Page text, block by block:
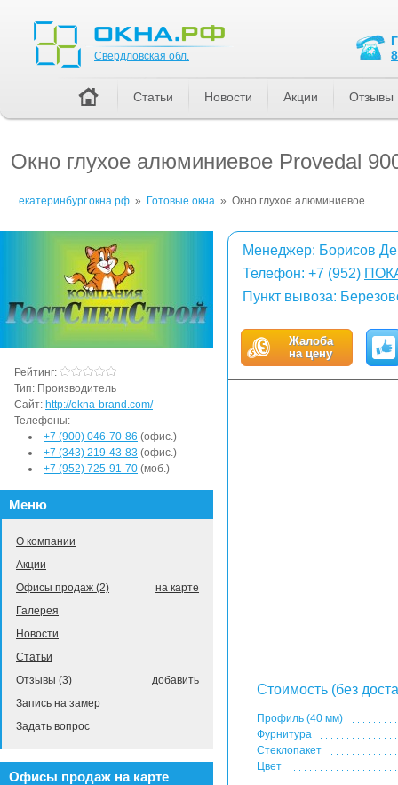
Окно глухое алюминиевое Provedal
екатеринбург.окна.рф » Готовые окна » Окно глухое алюминиевое
Менеджер: Борисов
Телефон: +7 (952)
Пункт вывоза:
Жалоба
на цену
Стоимость (без
Профиль (40 мм)
Фурнитура
Стеклопакет
Цвет
Рейтинг:
Тип: Производитель
Сайт: http://okna-brand.com/
Телефоны:
+7 (900) 046-70-86 (офис.)
+7 (343) 219-43-83 (офис.)
+7 (952) 725-91-70 (моб.)
Меню
О компании
Акции
на карте
Офисы продаж (2)
Галерея
Новости
Статьи
добавить
Отзывы (3)
Запись на замер
Задать вопрос
Офисы продаж на карте
Свердловская обл.
Статьи Новости Акции Отзывы